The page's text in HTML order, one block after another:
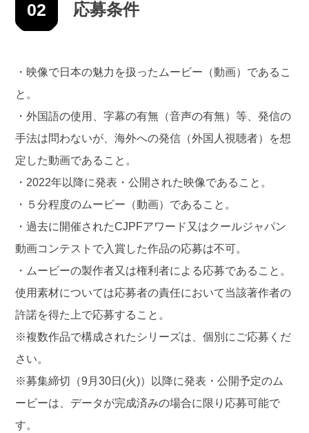
02 応募条件
・映像で⽇本の魅⼒を扱ったムービー（動画）であるこ
と。
・外国語の使⽤、字幕の有無（⾳声の有無）等、発信の
⼿法は問わないが、海外への発信（外国⼈視聴者）を想
定した動画であること。
・2022年以降に発表・公開された映像であること。
・５分程度のムービー（動画）であること。
・過去に開催されたCJPFアワード又はクールジャパン
動画コンテストで⼊賞した作品の応募は不可。
・ムービーの製作者又は権利者による応募であること。
使用素材については応募者の責任において当該著作者の
許諾を得た上で応募すること。
※複数作品で構成されたシリーズは、個別にご応募くだ
さい。
※募集締切（9⽉30⽇(火)）以降に発表・公開予定のム
ービーは、データが完成済みの場合に限り応募可能で
す。